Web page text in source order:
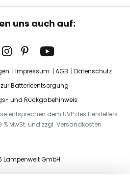
uns auch auf:
Impressum AGB
Datenschutz
Batterieentsorgung
und Rückgabehinweis
entsprechen dem UVP des Herstellers.
% MwSt. und zzgl. Versandkosten
Lampenwelt GmbH